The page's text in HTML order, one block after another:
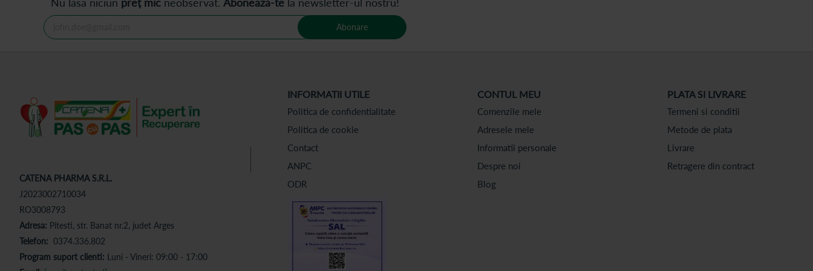
Abonare
CATENA PHARMA S.R.L.
J2023002710034
RO3008793
Adresa: Pitesti, str. Banat nr.2, judet Arges
Telefon: 0374.336.802
Program suport clienti: Luni - Vineri: 09:00 - 17:00
INFORMATII UTILE
Politica de confidentialitate
Politica de cookie
Contact
ANPC
ODR
CONTUL MEU
Comenzile mele
Adresele mele
Informatii personale
Despre noi
Blog
PLATA SI LIVRARE
Termeni si conditii
Metode de plata
Livrare
Retragere din contract